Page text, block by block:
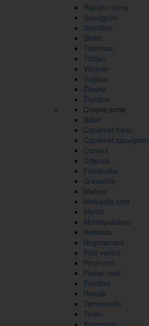
Rajnski rizling
Sauvignon
Semillion
Škrlet
Traminac
Trbljan
Viognier
Vugava
Žilavka
Žlahtina
Crvene sorte
Babić
Cabernet franc
Cabernet sauvignon
Corvina
Crljenak
Frankovka
Grenache
Malbec
Malvazija crna
Merlot
Montepulciano
Nebbiolo
Negroamaro
Petit verdot
Pinot crni
Plavac mali
Primitivo
Refošk
Tempranillo
Teran